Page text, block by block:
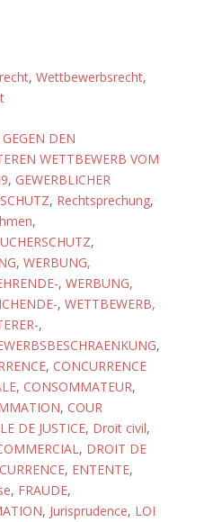
, Wettbewerbsrecht,
DEN
WETTBEWERB VOM
, GEWERBLICHER
, Rechtsprechung,
,
,
, WERBUNG,
, WERBUNG,
, WETTBEWERB,
,
,
, CONCURRENCE
, CONSOMMATEUR,
, COUR
DE JUSTICE, Droit civil,
, DROIT DE
, ENTENTE,
, FRAUDE,
, Jurisprudence, LOI